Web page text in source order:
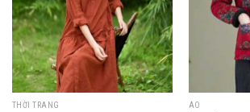
wishlist
THỜI TRANG ÁO